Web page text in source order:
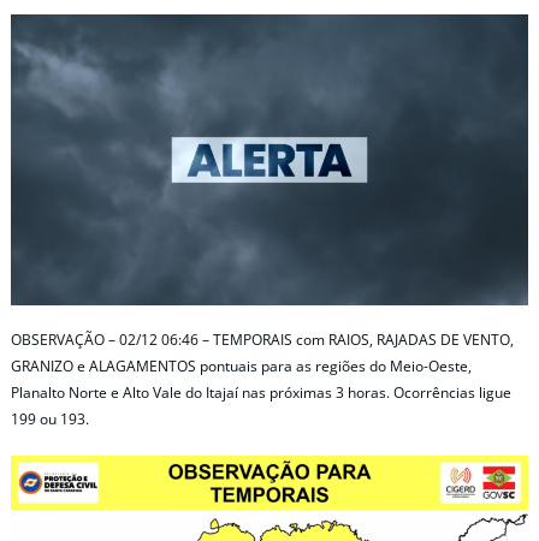
OBSERVAÇÃO – 02/12 06:46 – TEMPORAIS com RAIOS, RAJADAS DE VENTO,
GRANIZO e ALAGAMENTOS pontuais para as regiões do Meio-Oeste,
Planalto Norte e Alto Vale do Itajaí nas próximas 3 horas. Ocorrências ligue
199 ou 193.